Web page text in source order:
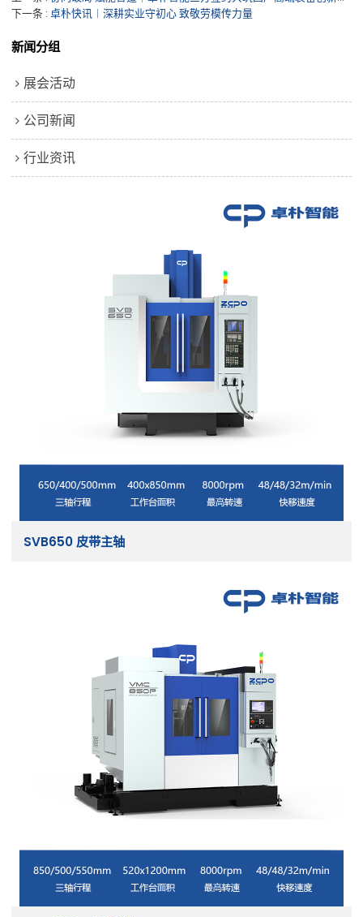
下一条 卓朴快讯︱深耕实业守初心 致敬劳模传力量
新闻分组
展会活动
公司新闻
行业资讯
SVB650 皮带主轴